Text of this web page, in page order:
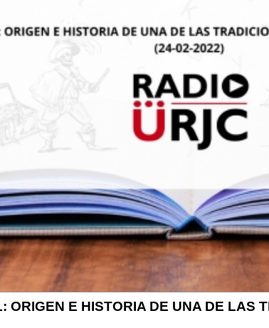
E HISTORIA DE UNA DE LAS